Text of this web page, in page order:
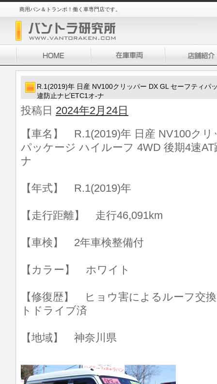
商用バン＆トランポ！働く車専門店です。
R.1(2019)年 日産 NV100クリッパー DX GL セーフティパ
違防止ナビETC1オ-ナ
投稿日 2024年2月24日
【車名】 R.1(2019)年 日産 NV100ク
パッケージ ハイルーフ 4WD 後期4速
ナ
【年式】 R.1(2019)年
【走行距離】 走行46,091km
【車検】 2年車検整備付
【カラー】 ホワイト
【修復歴】 ヒョウ害によるルーフ交
トドライブ済
【地域】 神奈川県